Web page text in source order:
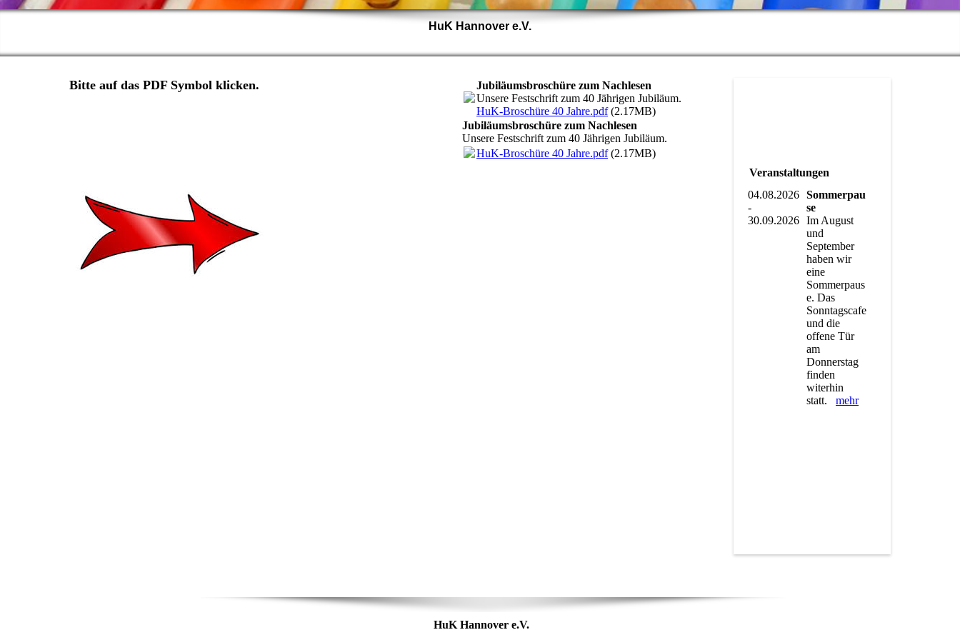
HuK Hannover e.V.
Jubiläumsbroschüre zum Nachlesen
Unsere Festschrift zum 40 Jährigen Jubiläum.
HuK-Broschüre 40 Jahre.pdf(2.17MB)
Jubiläumsbroschüre zum Nachlesen
Unsere Festschrift zum 40 Jährigen Jubiläum.
HuK-Broschüre 40 Jahre.pdf(2.17MB)
Bitte auf das PDF Symbol klicken.
Veranstaltungen
04.08.2026
-
30.09.2026
Sommerpau
se
Im August
und
September
haben wir
eine
Sommerpaus
e. Das
Sonntagscafe
und die
offene Tür
am
Donnerstag
finden
witerhin
statt. mehr
HuK Hannover e.V.